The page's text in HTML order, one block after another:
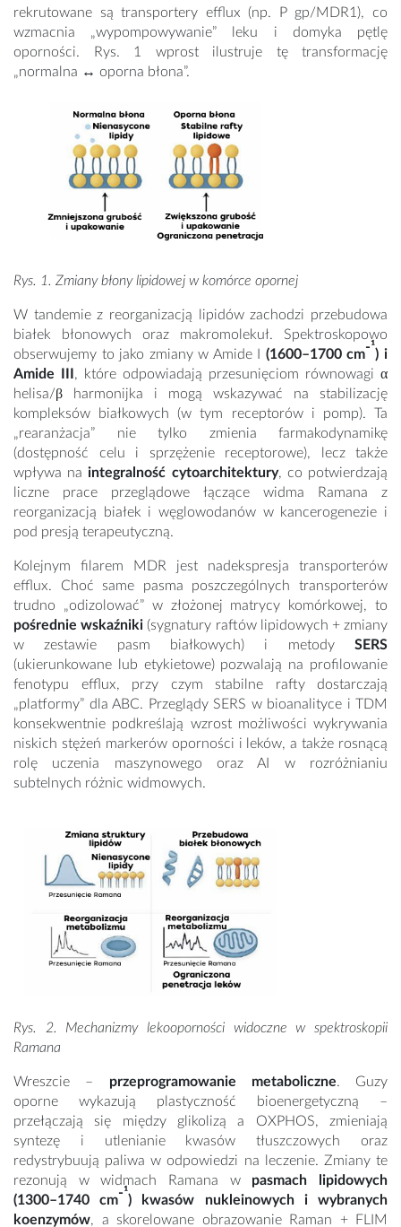
rekrutowane są transportery efflux (np. P gp/MDR1), co
wzmacnia „wypompowywanie” leku i domyka pętlę
oporności. Rys. 1 wprost ilustruje tę transformację
„normalna ↔ oporna błona”.
Rys. 1. Zmiany błony lipidowej w komórce opornej
W tandemie z reorganizacją lipidów zachodzi przebudowa
białek błonowych oraz makromolekuł. Spektroskopowo
obserwujemy to jako zmiany w Amide I
(1600–1700 cm-¹) i
Amide III , które odpowiadają przesunięciom równowagi α
helisa/β harmonijka i mogą wskazywać na stabilizację
kompleksów białkowych (w tym receptorów i pomp). Ta
„rearanżacja” nie tylko zmienia farmakodynamikę
(dostępność celu i sprzężenie receptorowe), lecz także
wpływa naintegralność cytoarchitektury, co potwierdzają
liczne prace przeglądowe łączące widma Ramana z
reorganizacją białek i węglowodanów w kancerogenezie i
pod presją terapeutyczną.
Kolejnym filarem MDR jest nadekspresja transporterów
efflux. Choć same pasma poszczególnych transporterów
trudno „odizolować” w złożonej matrycy komórkowej, to
pośrednie wskaźniki (sygnatury raftów lipidowych + zmiany
w zestawie pasm białkowych) i metody SERS
(ukierunkowane lub etykietowe) pozwalają na profilowanie
fenotypu efflux, przy czym stabilne rafty dostarczają
„platformy” dla ABC. Przeglądy SERS w bioanalityce i TDM
konsekwentnie podkreślają wzrost możliwości wykrywania
niskich stężeń markerów oporności i leków, a także rosnącą
rolę uczenia maszynowego oraz AI w rozróżnianiu
subtelnych różnic widmowych.
Rys. 2. Mechanizmy lekooporności widoczne w spektroskopii
Ramana
Wreszcie – przeprogramowanie metaboliczne. Guzy
oporne wykazują plastyczność bioenergetyczną –
przełączają się między glikolizą a OXPHOS, zmieniają
syntezę i utlenianie kwasów tłuszczowych oraz
redystrybuują paliwa w odpowiedzi na leczenie. Zmiany te
rezonują w widmach Ramana w pasmach lipidowych
(1300–1740 cm-¹) kwasów nukleinowych i wybranych
koenzymów, a skorelowane obrazowanie Raman + FLIM